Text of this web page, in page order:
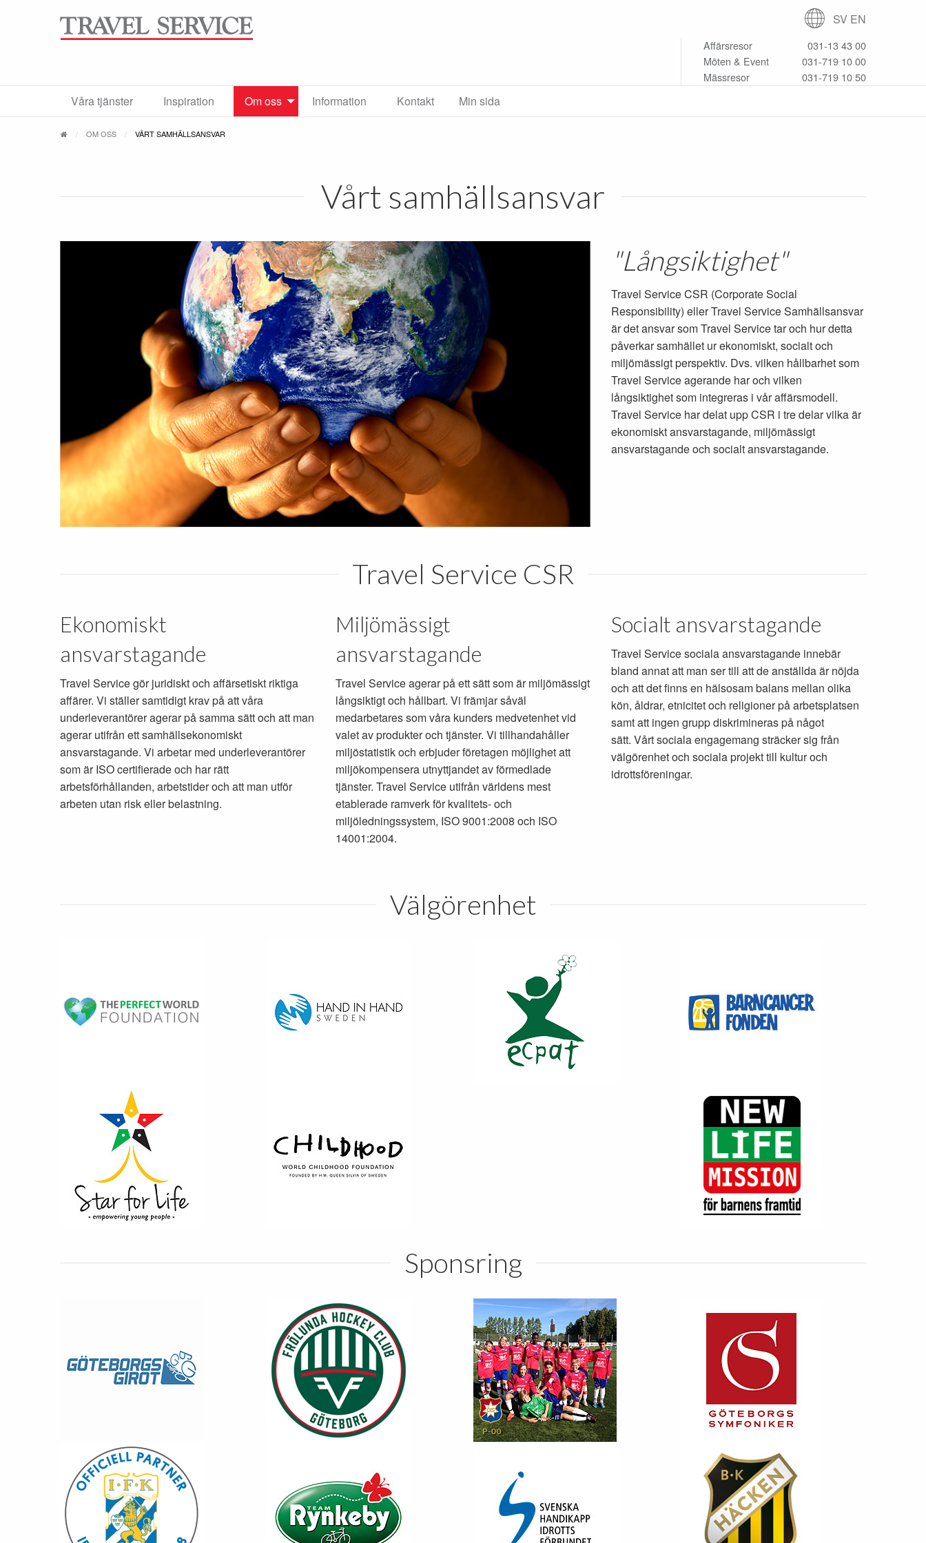
SV EN
Affärsresor
031-13 43 00
Möten & Event
031-719 10 00
Mässresor
031-719 10 50
Våra tjänster Inspiration Om oss Information Kontakt Min sida
OM OSS VÅRT SAMHÄLLSANSVAR
Vårt samhällsansvar
"Långsiktighet"
Travel Service CSR (Corporate Social
Responsibility) eller Travel Service Samhällsansvar
är det ansvar som Travel Service tar och hur detta
påverkar samhället ur ekonomiskt, socialt och
miljömässigt perspektiv. Dvs. vilken hållbarhet som
Travel Service agerande har och vilken
långsiktighet som integreras i vår affärsmodell.
Travel Service har delat upp CSR i tre delar vilka är
ekonomiskt ansvarstagande, miljömässigt
ansvarstagande och socialt ansvarstagande.
Travel Service CSR
Ekonomiskt
ansvarstagande
Travel Service gör juridiskt och affärsetiskt riktiga
affärer. Vi ställer samtidigt krav på att våra
underleverantörer agerar på samma sätt och att man
agerar utifrån ett samhällsekonomiskt
ansvarstagande. Vi arbetar med underleverantörer
som är ISO certifierade och har rätt
arbetsförhållanden, arbetstider och att man utför
arbeten utan risk eller belastning.
Miljömässigt
ansvarstagande
Travel Service agerar på ett sätt som är miljömässigt
långsiktigt och hållbart. Vi främjar såväl
medarbetares som våra kunders medvetenhet vid
valet av produkter och tjänster. Vi tillhandahåller
miljöstatistik och erbjuder företagen möjlighet att
miljökompensera utnyttjandet av förmedlade
tjänster. Travel Service utifrån världens mest
etablerade ramverk för kvalitets- och
miljöledningssystem, ISO 9001:2008 och ISO
14001:2004.
Socialt ansvarstagande
Travel Service sociala ansvarstagande innebär
bland annat att man ser till att de anställda är nöjda
och att det finns en hälsosam balans mellan olika
kön, åldrar, etnicitet och religioner på arbetsplatsen
samt att ingen grupp diskrimineras på något
sätt. Vårt sociala engagemang sträcker sig från
välgörenhet och sociala projekt till kultur och
idrottsföreningar.
Välgörenhet
Sponsring